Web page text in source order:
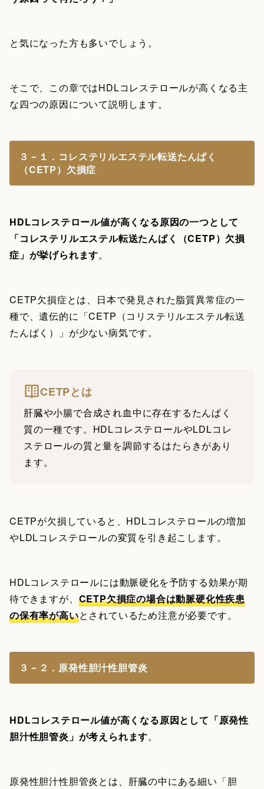
と気になった方も多いでしょう。
そこで、この章ではHDLコレステロールが高くなる主
な四つの原因について説明します。
３－１．コレステリルエステル転送たんぱく
（CETP）欠損症
HDLコレステロール値が高くなる原因の一つとして
「コレステリルエステル転送たんぱく（CETP）欠損
症」が挙げられます。
CETP欠損症とは、日本で発見された脂質異常症の一
種で、遺伝的に「CETP（コリステリルエステル転送
たんぱく）」が少ない病気です。
CETPとは
肝臓や小腸で合成され血中に存在するたんぱく
質の一種です。HDLコレステロールやLDLコレ
ステロールの質と量を調節するはたらきがあり
ます。
CETPが欠損していると、HDLコレステロールの増加
やLDLコレステロールの変質を引き起こします。
HDLコレステロールには動脈硬化を予防する効果が期
待できますが、 CETP欠損症の場合は動脈硬化性疾患
の保有率が高いとされているため注意が必要です。
３－２．原発性胆汁性胆管炎
HDLコレステロール値が高くなる原因として「原発性
胆汁性胆管炎」が考えられます。
原発性胆汁性胆管炎とは、肝臓の中にある細い「胆